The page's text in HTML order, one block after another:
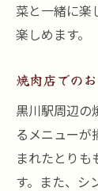
菜と一緒に楽
楽しめます。
焼肉店での
黒川駅周辺の
るメニューが
まれたとりも
す。また、シ